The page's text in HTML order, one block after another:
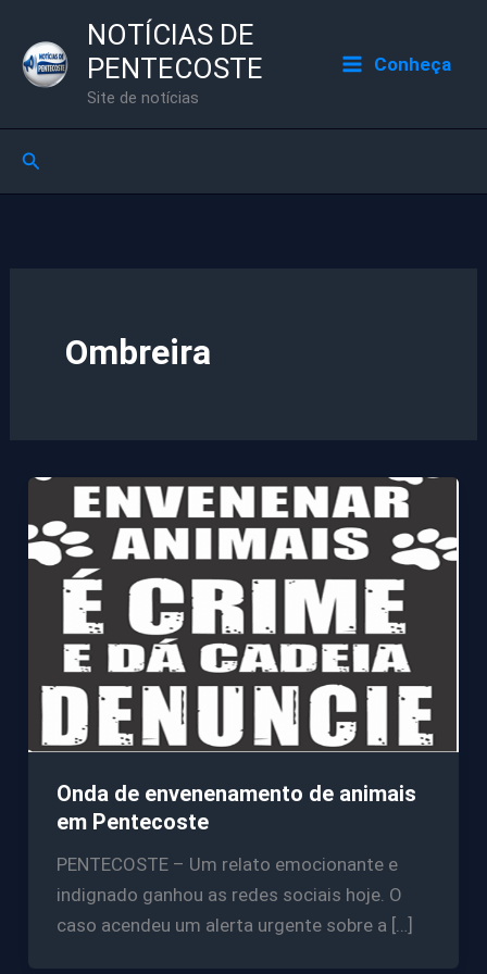
para
NOTÍCIAS DE
PENTECOSTE
Site de notícias
Conheça
Pesquisar
Ombreira
Onda de envenenamento de animais
em Pentecoste
PENTECOSTE – Um relato emocionante e
indignado ganhou as redes sociais hoje. O
caso acendeu um alerta urgente sobre a […]